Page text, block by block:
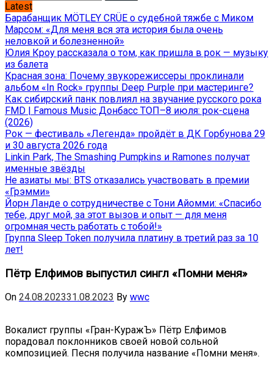
Latest
Барабанщик MÖTLEY CRÜE о судебной тяжбе с Миком
Марсом: «Для меня вся эта история была очень
неловкой и болезненной»
Юлия Кроу рассказала о том, как пришла в рок — музыку
из балета
Красная зона: Почему звукорежиссеры проклинали
альбом «In Rock» группы Deep Purple при мастеринге?
Как сибирский панк повлиял на звучание русского рока
FMD | Famous Music Донбасс ТОП–8 июля: рок-сцена
(2026)
Рок — фестиваль «Легенда» пройдёт в ДК Горбунова 29
и 30 августа 2026 года
Linkin Park, The Smashing Pumpkins и Ramones получат
именные звёзды
Не азиаты мы: BTS отказались участвовать в премии
«Грэмми»
Йорн Ланде о сотрудничестве с Тони Айомми: «Спасибо
тебе, друг мой, за этот вызов и опыт — для меня
огромная честь работать с тобой!»
Группа Sleep Token получила платину в третий раз за 10
лет!
Пётр Елфимов выпустил сингл «Помни меня»
On 24.08.202331.08.2023 By wwc
Вокалист группы «Гран-КуражЪ» Пётр Елфимов
порадовал поклонников своей новой сольной
композицией. Песня получила название «Помни меня».